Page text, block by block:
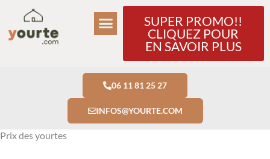
contenu
SUPER PROMO!!
CLIQUEZ POUR
EN SAVOIR PLUS
06 11 81 25 27
INFOS@YOURTE.COM
Prix des yourtes